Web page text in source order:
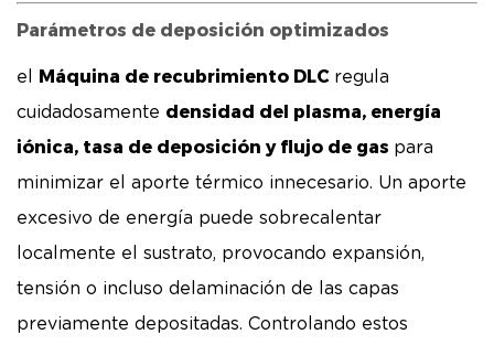
Parámetros de deposición optimizados
el Máquina de recubrimiento DLC regula
cuidadosamente densidad del plasma, energía
iónica, tasa de deposición y flujo de gas para
minimizar el aporte térmico innecesario. Un aporte
excesivo de energía puede sobrecalentar
localmente el sustrato, provocando expansión,
tensión o incluso delaminación de las capas
previamente depositadas. Controlando estos